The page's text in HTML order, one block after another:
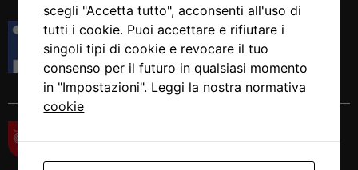
Istituto di Ricerca in Biomedicina
Via Francesco Chiesa 5
6500 Bellinzona, Switzerland
Tel. +41 58 666 7000
scegli "Accetta tutto", acconsenti all'uso di
tutti i cookie. Puoi accettare e rifiutare i
singoli tipi di cookie e revocare il tuo
consenso per il futuro in qualsiasi momento
in "Impostazioni". Leggi la nostra normativa
cookie